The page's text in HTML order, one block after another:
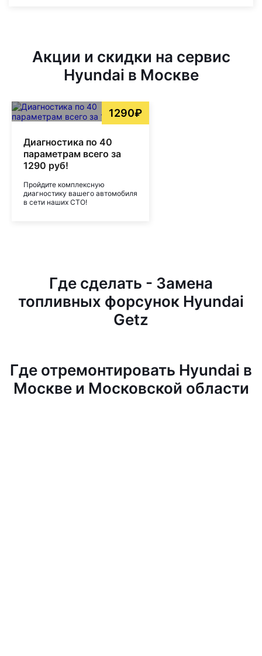
Акции и скидки на сервис
Hyundai в Москве
1290₽
Диагностика по 40
параметрам всего за
1290 руб!
Пройдите комплексную
диагностику вашего автомобиля
в сети наших СТО!
Где сделать - Замена
топливных форсунок Hyundai
Getz
Где отремонтировать Hyundai в
Москве и Московской области